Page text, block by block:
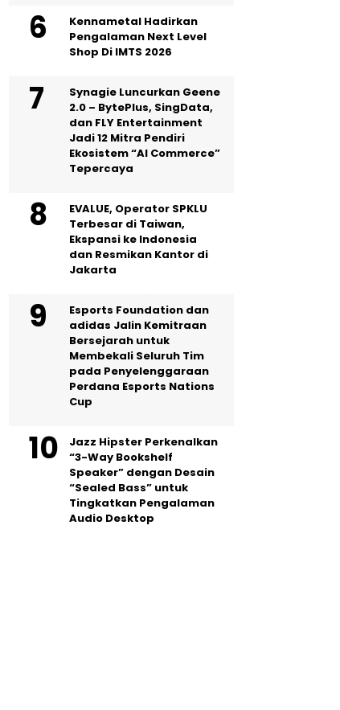
Kennametal Hadirkan
Pengalaman Next Level
Shop Di IMTS 2026
Synagie Luncurkan Geene
2.0 – BytePlus, SingData,
dan FLY Entertainment
Jadi 12 Mitra Pendiri
Ekosistem “AI Commerce”
Tepercaya
EVALUE, Operator SPKLU
Terbesar di Taiwan,
Ekspansi ke Indonesia
dan Resmikan Kantor di
Jakarta
Esports Foundation dan
adidas Jalin Kemitraan
Bersejarah untuk
Membekali Seluruh Tim
pada Penyelenggaraan
Perdana Esports Nations
Cup
Jazz Hipster Perkenalkan
“3-Way Bookshelf
Speaker” dengan Desain
“Sealed Bass” untuk
Tingkatkan Pengalaman
Audio Desktop